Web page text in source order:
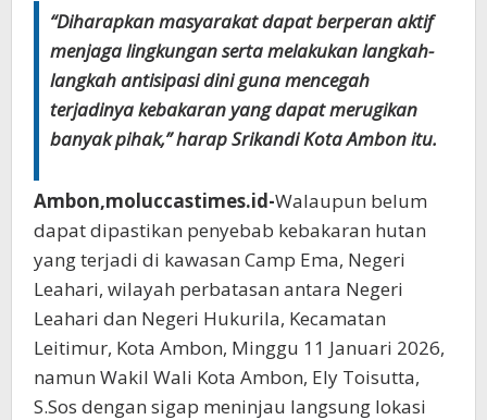
“Diharapkan masyarakat dapat berperan aktif
menjaga lingkungan serta melakukan langkah-
langkah antisipasi dini guna mencegah
terjadinya kebakaran yang dapat merugikan
banyak pihak,” harap Srikandi Kota Ambon itu.
Ambon,moluccastimes.id-Walaupun belum
dapat dipastikan penyebab kebakaran hutan
yang terjadi di kawasan Camp Ema, Negeri
Leahari, wilayah perbatasan antara Negeri
Leahari dan Negeri Hukurila, Kecamatan
Leitimur, Kota Ambon, Minggu 11 Januari 2026,
namun Wakil Wali Kota Ambon, Ely Toisutta,
S.Sos dengan sigap meninjau langsung lokasi